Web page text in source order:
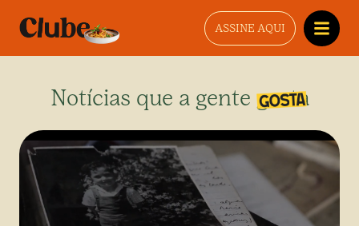
ASSINE AQUI
Notícias que a gente gosta